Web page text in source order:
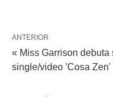
ANTERIOR
« Miss Garrison debuta
single/video 'Cosa Zen'